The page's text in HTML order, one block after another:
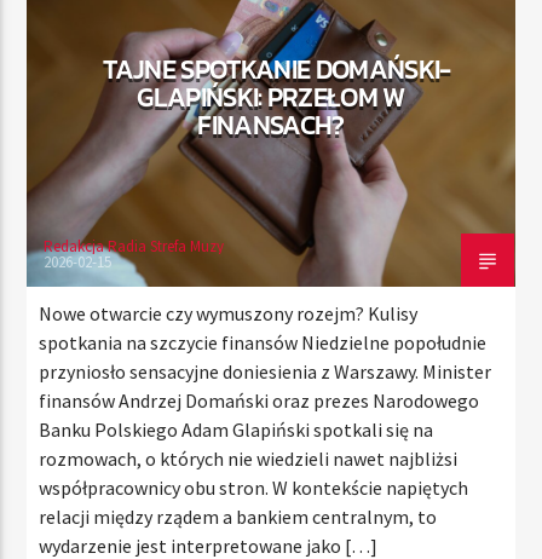
RADIO STREFA MUZY
00:00 21:00
TAJNE SPOTKANIE DOMAŃSKI-
GLAPIŃSKI: PRZEŁOM W
FINANSACH?
Redakcja Radia Strefa Muzy
2026-02-15
Nowe otwarcie czy wymuszony rozejm? Kulisy
spotkania na szczycie finansów Niedzielne popołudnie
przyniosło sensacyjne doniesienia z Warszawy. Minister
finansów Andrzej Domański oraz prezes Narodowego
Banku Polskiego Adam Glapiński spotkali się na
rozmowach, o których nie wiedzieli nawet najbliżsi
współpracownicy obu stron. W kontekście napiętych
relacji między rządem a bankiem centralnym, to
wydarzenie jest interpretowane jako […]